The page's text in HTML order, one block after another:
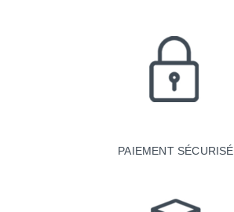
PAIEMENT SÉCURISÉ